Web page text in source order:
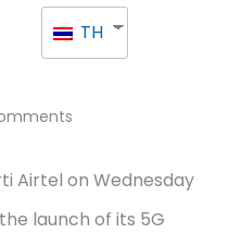
TH
Airtel on Wednesday
launch of its 5G